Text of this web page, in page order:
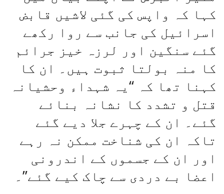
کہا کہ واپس کی گئی لاشیں قابض
اسرائیل کی جانب سے روا رکھے
گئے سنگین اور لرزہ خیز جرائم
کا منہ بولتا ثبوت ہیں۔ ان کا
کہنا تھا کہ “یہ شہداء وحشیانہ
قتل و تشدد کا نشانہ بنائے
گئے۔ ان کے چہرے جلا دیے گئے
تاکہ ان کی شناخت ممکن نہ رہے
اور ان کے جسموں کے اندرونی
اعضا بے دردی سے چاک کیے گئے”۔